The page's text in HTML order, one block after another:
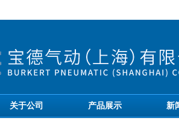
关于公司 产品展示 新